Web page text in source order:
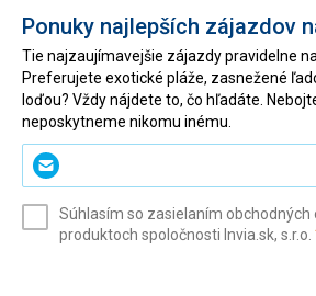
Ponuky najlepších zájazdov
Tie najzaujímavejšie zájazdy pravidelne
Preferujete exotické pláže, zasnežené
loďou? Vždy nájdete to, čo hľadáte.
neposkytneme nikomu inému.
Zadajte
svoj
(povinné)
Súhlasím so zasielaním obchodných
produktoch spoločnosti Invia.sk, s.r.o.